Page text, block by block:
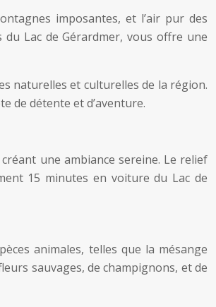
imposantes, et l’air pur des
Lac de Gérardmer, vous offre une
naturelles et culturelles de la région.
de détente et d’aventure.
une ambiance sereine. Le relief
15 minutes en voiture du Lac de
animales, telles que la mésange
sauvages, de champignons, et de